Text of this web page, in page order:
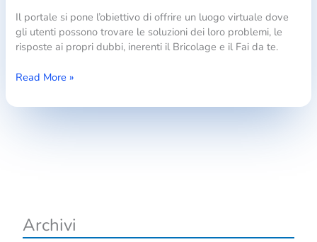
Il portale si pone l’obiettivo di offrire un luogo virtuale dove
gli utenti possono trovare le soluzioni dei loro problemi, le
risposte ai propri dubbi, inerenti il Bricolage e il Fai da te.
Rivestimenti
legno
pavimento
Read More »
Archivi